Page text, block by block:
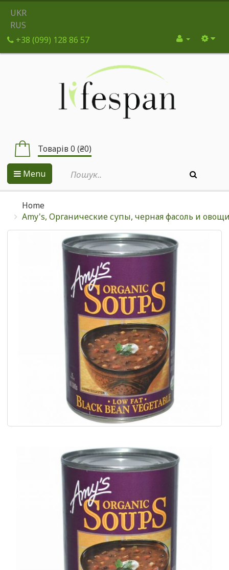
UKR
RUS
+38 (099) 128 86 57
Товарів 0 (₴0)
Menu
Home
Amy's, Органические супы, черная фасоль и